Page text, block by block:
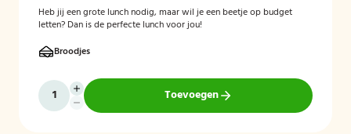
Heb jij een grote lunch nodig, maar wil je een beetje op budget
letten? Dan is de perfecte lunch voor jou!
Broodjes
Toevoegen